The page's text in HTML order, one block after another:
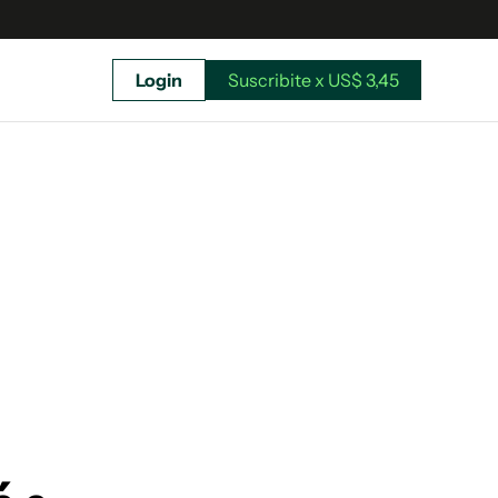
Login Suscribite x US$ 3,45